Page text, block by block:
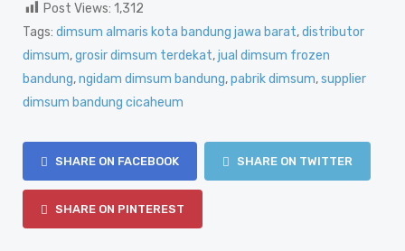
Post Views: 1,312
Tags: dimsum almaris kota bandung jawa barat,distributor
dimsum,grosir dimsum terdekat,jual dimsum frozen
bandung,ngidam dimsum bandung,pabrik dimsum,supplier
dimsum bandung cicaheum
SHARE ON FACEBOOK SHARE ON TWITTER
SHARE ON PINTEREST